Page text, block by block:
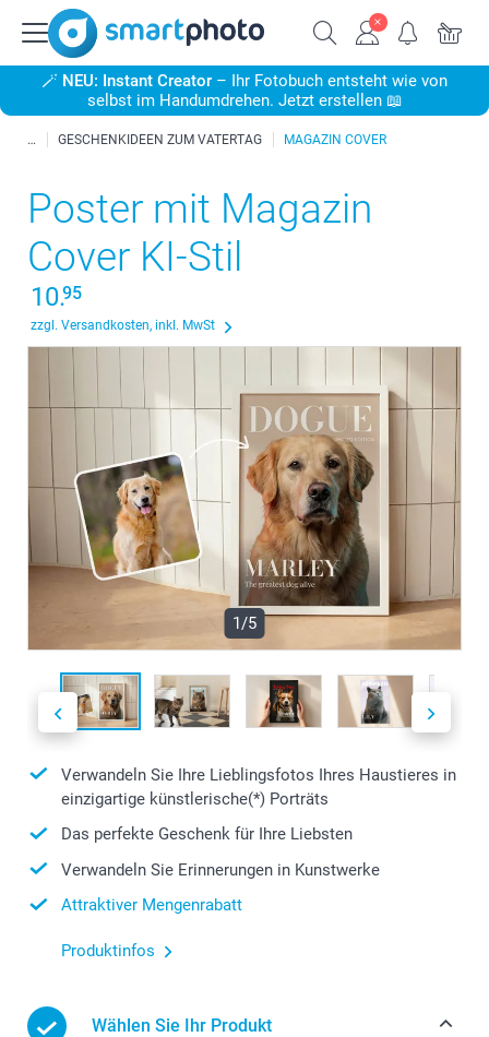
🪄 NEU: Instant Creator – Ihr Fotobuch entsteht wie von
selbst im Handumdrehen. Jetzt erstellen 📖
GESCHENKIDEEN ZUM VATERTAG MAGAZIN COVER
Poster mit Magazin
Cover KI-Stil
10.95
zzgl. Versandkosten, inkl. MwSt
1/5
Verwandeln Sie Ihre Lieblingsfotos Ihres Haustieres in
einzigartige künstlerische(*) Porträts
Das perfekte Geschenk für Ihre Liebsten
Verwandeln Sie Erinnerungen in Kunstwerke
Attraktiver Mengenrabatt
Produktinfos
Wählen Sie Ihr Produkt